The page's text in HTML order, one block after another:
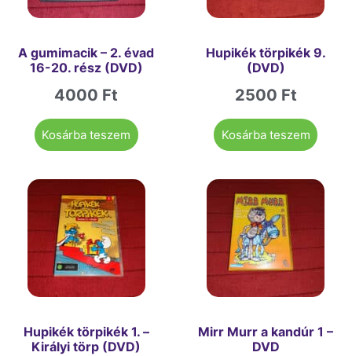
A gumimacik – 2. évad
16-20. rész (DVD)
4000 Ft
Kosárba teszem
Hupikék törpikék 9.
(DVD)
2500 Ft
Kosárba teszem
Hupikék törpikék 1. –
Királyi törp (DVD)
Mirr Murr a kandúr 1 –
DVD